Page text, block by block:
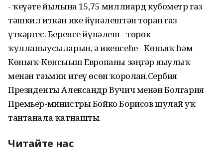
- ҡеүәте йылына 15,75 миллиард кубометр газ
тәшкил иткән ике йүнәлештән торған газ
үткәргес. Беренсе йүнәлеш - төрөк
ҡулланыусыларын, ә икенсеһе - Көньяҡ һәм
Көньяҡ-Көнсығыш Европаны зәңгәр яғыулыҡ
менән тәьмин итеү өсөн ҡоролған.Сербия
Президенты Александр Вучич менән Болгария
Премьер-министры Бойко Борисов шулай уҡ
тантанала ҡатнашты.
Читайте нас